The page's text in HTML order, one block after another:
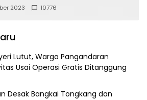
2023 10776
Lutut, Warga Pangandaran
Usai Operasi Gratis Ditanggung
Desak Bangkai Tongkang dan